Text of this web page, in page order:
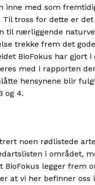
inne med som
Til tross for dette er
til nærliggende
trekke frem det gode
BioFokus har gjort i
med i rapporten
hensynene blir
og 4.
noen rødlistede
i området,
BioFokus legger frem
at vi her befinner oss